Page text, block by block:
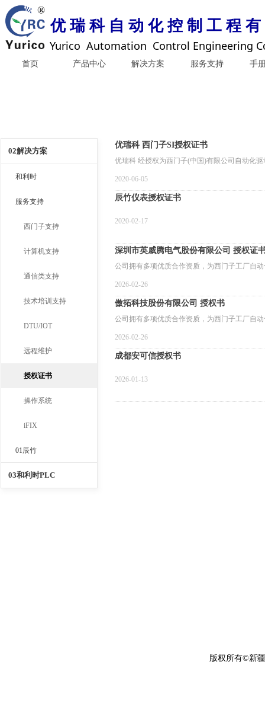
首页 产品中心 解决方案 服务支持 手
优 瑞 科 自 动 化 控 制 工 程
Yurico Automation Control Engineering
优瑞科 西门子SI授权证书
优瑞科 经授权为西门子(中国)有限公司自动化驱
2020-06-05
辰竹仪表授权证书
2020-02-17
深圳市英威腾电气股份有限公司 授权证
公司拥有多项优质合作资质，为西门子工厂自动
2026-02-26
傲拓科技股份有限公司 授权书
公司拥有多项优质合作资质，为西门子工厂自动
2026-02-26
成都安可信授权书
2026-01-13
02解决方案
和利时
服务支持
西门子支持
计算机支持
通信类支持
技术培训支持
DTU/IOT
远程维护
授权证书
操作系统
iFIX
01辰竹
03和利时PLC
版权所有©新